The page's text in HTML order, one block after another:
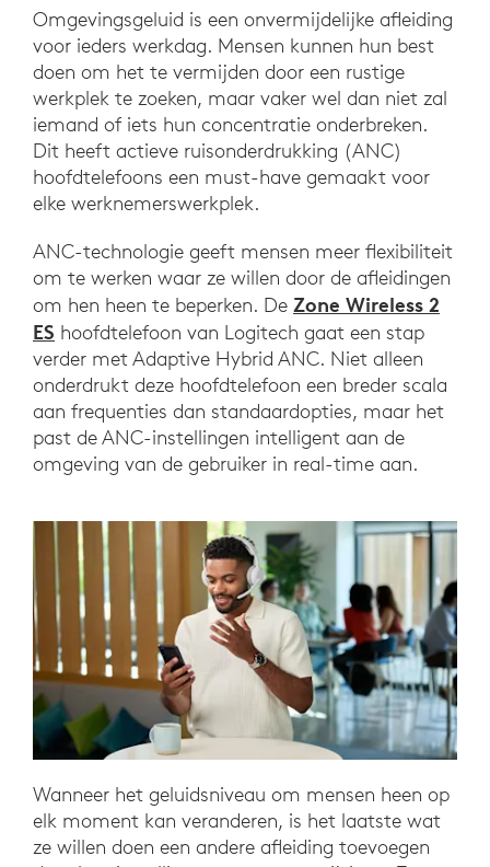
Omgevingsgeluid is een onvermijdelijke afleiding
voor ieders werkdag. Mensen kunnen hun best
doen om het te vermijden door een rustige
werkplek te zoeken, maar vaker wel dan niet zal
iemand of iets hun concentratie onderbreken.
Dit heeft actieve ruisonderdrukking (ANC)
hoofdtelefoons een must-have gemaakt voor
elke werknemerswerkplek.
ANC-technologie geeft mensen meer flexibiliteit
om te werken waar ze willen door de afleidingen
om hen heen te beperken. De Zone Wireless 2
ES hoofdtelefoon van Logitech gaat een stap
verder met Adaptive Hybrid ANC. Niet alleen
onderdrukt deze hoofdtelefoon een breder scala
aan frequenties dan standaardopties, maar het
past de ANC-instellingen intelligent aan de
omgeving van de gebruiker in real-time aan.
Wanneer het geluidsniveau om mensen heen op
elk moment kan veranderen, is het laatste wat
ze willen doen een andere afleiding toevoegen